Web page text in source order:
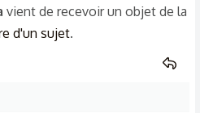
vient de recevoir un objet de la
d'un sujet.